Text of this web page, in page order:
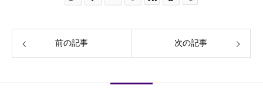
前の記事 次の記事